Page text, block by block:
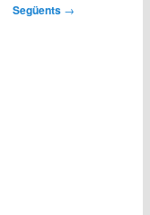
Següents →